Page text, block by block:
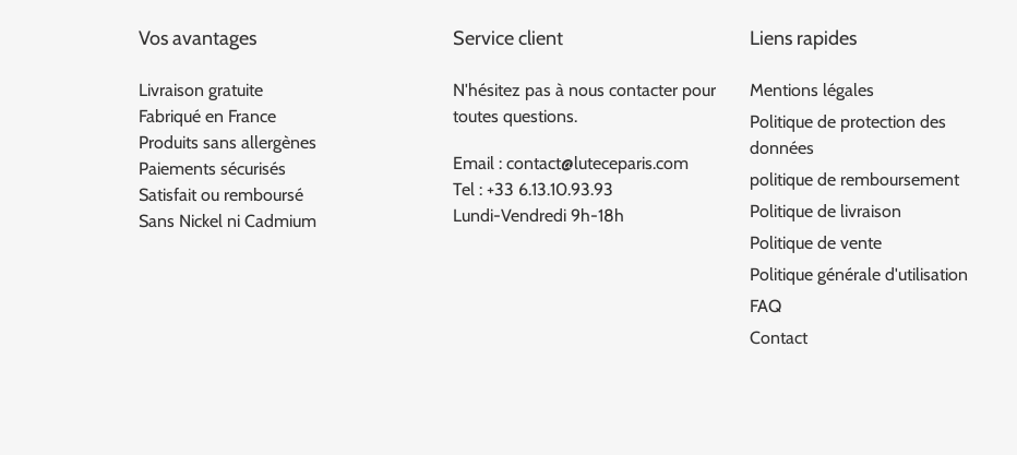
Vos avantages
Livraison gratuite
Fabriqué en France
Produits sans allergènes
Paiements sécurisés
Satisfait ou remboursé
Sans Nickel ni Cadmium
Service client
N'hésitez pas à nous contacter pour
toutes questions.
Email : contact@luteceparis.com
Tel : +33 6.13.10.93.93
Lundi-Vendredi 9h-18h
Liens rapides
Mentions légales
Politique de protection des
données
politique de remboursement
Politique de livraison
Politique de vente
Politique générale d'utilisation
FAQ
Contact